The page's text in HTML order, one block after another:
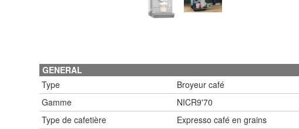
GENERAL
Type
Broyeur café
Gamme
NICR9'70
Type de cafetière
Expresso café en grains